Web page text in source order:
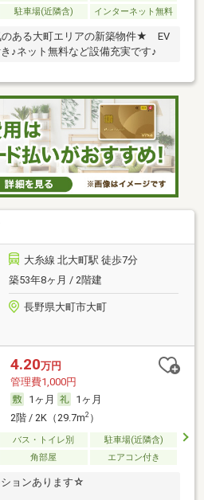
駐車場(近隣含) インターネット無料
ある大町エリアの新築物件★ EV
♪ネット無料など設備充実です♪
大糸線 北大町駅 徒歩7分
築53年8ヶ月 / 2階建
長野県大町市大町
4.20万円
管理費1,000円
1ヶ月
1ヶ月
2階 / 2K（29.7m2）
バス・トイレ別
駐車場(近隣含)
角部屋 エアコン付き
ョンあります☆